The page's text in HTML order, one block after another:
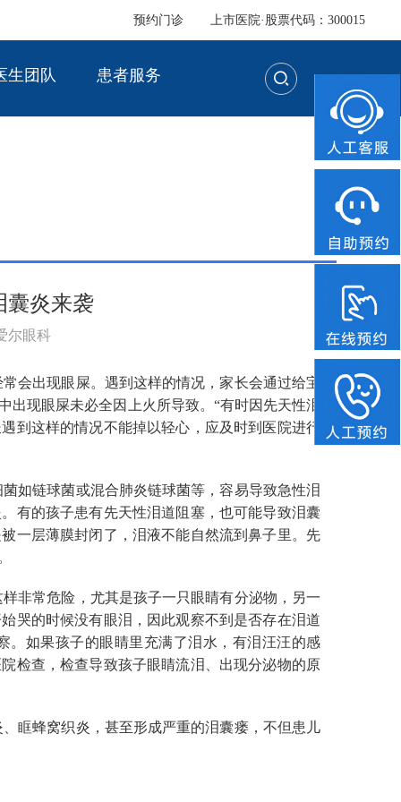
预约门诊 上市医院·股票代码：300015
生团队 患者服务
囊炎来袭
尔眼科
会出现眼屎。遇到这样的情况，家长会通过给宝
现眼屎未必全因上火所导致。“有时因先天性泪
到这样的情况不能掉以轻心，应及时到医院进行
如链球菌或混合肺炎链球菌等，容易导致急性泪
有的孩子患有先天性泪道阻塞，也可能导致泪囊
一层薄膜封闭了，泪液不能自然流到鼻子里。先
非常危险，尤其是孩子一只眼睛有分泌物，另一
哭的时候没有眼泪，因此观察不到是否存在泪道
。如果孩子的眼睛里充满了泪水，有泪汪汪的感
检查，检查导致孩子眼睛流泪、出现分泌物的原
眶蜂窝织炎，甚至形成严重的泪囊瘘，不但患儿